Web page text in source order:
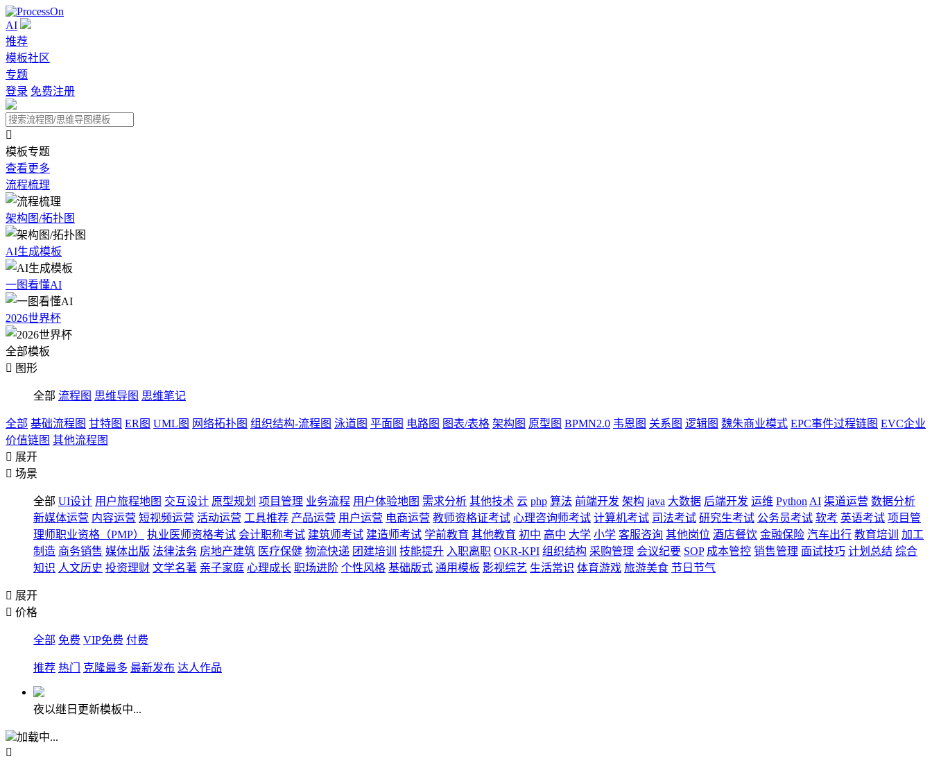
AI
推荐
模板社区
专题
登录 免费注册

模板专题
查看更多
流程梳理
架构图/拓扑图
AI生成模板
一图看懂AI
2026世界杯
全部模板
 图形
全部 流程图 思维导图 思维笔记
全部 基础流程图 甘特图 ER图 UML图 网络拓扑图 组织结构-流程图 泳道图 平面图 电路图 图表/表格 架构图 原型图 BPMN2.0 韦恩图 关系图 逻辑图 魏朱商业模式 EPC事件过程链图 EVC企业
价值链图 其他流程图
 展开
 场景
全部 UI设计 用户旅程地图 交互设计 原型规划 项目管理 业务流程 用户体验地图 需求分析 其他技术 云 php 算法 前端开发 架构 java 大数据 后端开发 运维 Python AI 渠道运营 数据分析
新媒体运营 内容运营 短视频运营 活动运营 工具推荐 产品运营 用户运营 电商运营 教师资格证考试 心理咨询师考试 计算机考试 司法考试 研究生考试 公务员考试 软考 英语考试 项目管
理师职业资格（PMP）
执业医师资格考试 会计职称考试 建筑师考试 建造师考试 学前教育 其他教育 初中 高中 大学 小学 客服咨询 其他岗位 酒店餐饮 金融保险 汽车出行 教育培训
加工
制造 商务销售 媒体出版 法律法务 房地产建筑 医疗保健 物流快递 团建培训 技能提升 入职离职 OKR-KPI 组织结构 采购管理 会议纪要 SOP 成本管控 销售管理 面试技巧 计划总结 综合
知识 人文历史 投资理财 文学名著 亲子家庭 心理成长 职场进阶 个性风格 基础版式 通用模板 影视综艺 生活常识 体育游戏 旅游美食 节日节气
 展开
 价格
全部 免费 VIP免费 付费
推荐 热门 克隆最多 最新发布 达人作品
夜以继日更新模板中...
加载中...
